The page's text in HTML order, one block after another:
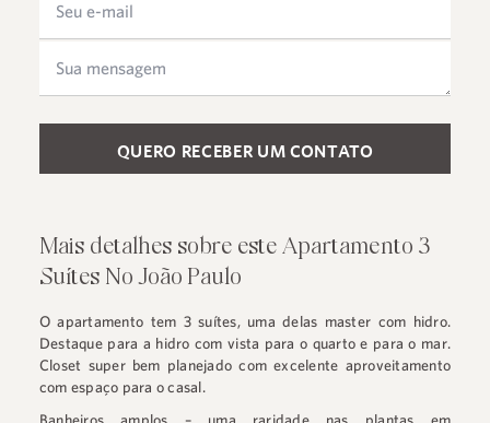
Please leave this field empty.
Mais detalhes sobre este Apartamento 3
Suítes No João Paulo
O apartamento tem 3 suítes, uma delas master com hidro.
Destaque para a hidro com vista para o quarto e para o mar.
Closet super bem planejado com excelente aproveitamento
com espaço para o casal.⠀